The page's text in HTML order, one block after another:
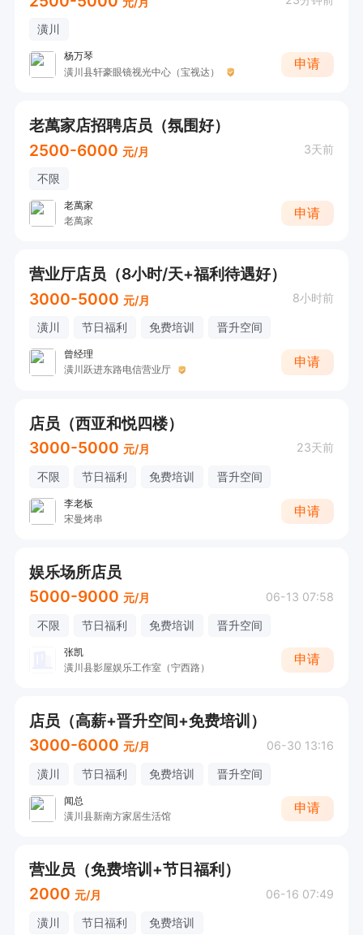
潢川
杨万琴
潢川县轩豪眼镜视光中心（宝视达）
申请
老萬家店招聘店员（氛围好）
2500-6000 元/月 3天前
不限
老萬家
老萬家
申请
营业厅店员（8小时/天+福利待遇好）
3000-5000 元/月 8小时前
潢川 节日福利 免费培训 晋升空间
曾经理
潢川跃进东路电信营业厅
申请
店员（西亚和悦四楼）
3000-5000 元/月 23天前
不限 节日福利 免费培训 晋升空间
李老板
宋曼烤串
申请
娱乐场所店员
5000-9000 元/月 06-13 07:58
不限 节日福利 免费培训 晋升空间
张凯
潢川县影屋娱乐工作室（宁西路）
申请
店员（高薪+晋升空间+免费培训）
3000-6000 元/月 06-30 13:16
潢川 节日福利 免费培训 晋升空间
闻总
潢川县新南方家居生活馆
申请
营业员（免费培训+节日福利）
2000 元/月 06-16 07:49
潢川 节日福利 免费培训